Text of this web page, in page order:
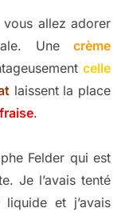
vous allez adorer
Unecrème
celle
laissent la place
.
Felder qui est
Je l’avais tenté
et j’avais